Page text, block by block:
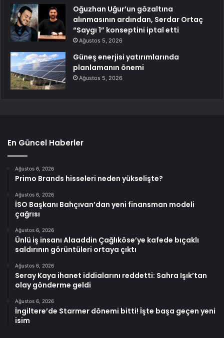
Oğuzhan Uğur’un gözaltına
alınmasının ardından, Serdar Ortaç
“Saygı 1” konseptini iptal etti
Ağustos 5, 2026
Güneş enerjisi yatırımlarında
planlamanın önemi
Ağustos 5, 2026
En Güncel Haberler
Ağustos 6, 2026
Primo Brands hisseleri neden yükselişte?
Ağustos 6, 2026
İSO Başkanı Bahçıvan’dan yeni finansman modeli
çağrısı
Ağustos 6, 2026
Ünlü iş insanı Alaaddin Çağlıköse’ye kafede bıçaklı
saldırının görüntüleri ortaya çıktı
Ağustos 6, 2026
Seray Kaya ihanet iddialarını reddetti: Sahra Işık’tan
olay gönderme geldi
Ağustos 6, 2026
İngiltere’de Starmer dönemi bitti! İşte başa geçen yeni
isim